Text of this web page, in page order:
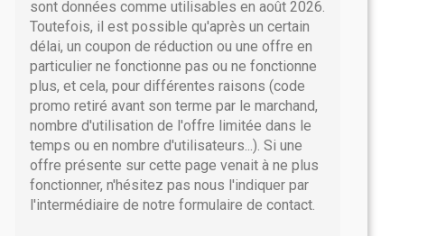
sont données comme utilisables en août 2026.
Toutefois, il est possible qu'après un certain
délai, un coupon de réduction ou une offre en
particulier ne fonctionne pas ou ne fonctionne
plus, et cela, pour différentes raisons (code
promo retiré avant son terme par le marchand,
nombre d'utilisation de l'offre limitée dans le
temps ou en nombre d'utilisateurs...). Si une
offre présente sur cette page venait à ne plus
fonctionner, n'hésitez pas nous l'indiquer par
l'intermédiaire de notre formulaire de contact.